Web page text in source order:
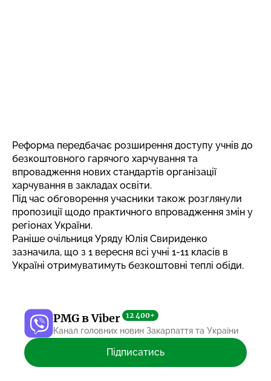
Реформа передбачає розширення доступу учнів до
безкоштовного гарячого харчування та
впровадження нових стандартів організації
харчування в закладах освіти.
Під час обговорення учасники також розглянули
пропозиції щодо практичного впровадження змін у
регіонах України.
Раніше очільниця Уряду Юлія Свириденко
зазначила, що з 1 вересня всі учні 1-11 класів в
Україні отримуватимуть безкоштовні теплі обіди.
PMG в Viber 12 400+
Канал головних новин Закарпаття та України
Підписатись